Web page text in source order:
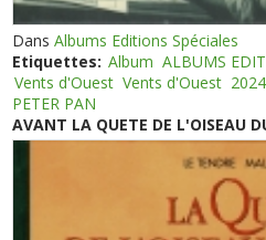
DansAlbums Editions Spéciales
Etiquettes: Album ALBUMS
Vents d'Ouest Vents d'Ouest 2024
PETER PAN
AVANT LA QUETE DE L'OISEAU